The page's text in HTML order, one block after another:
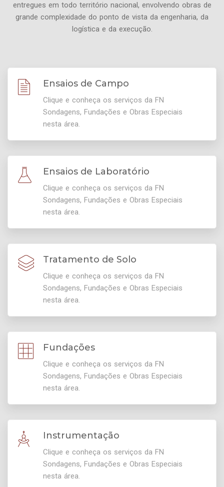
entregues em todo território nacional, envolvendo obras de
grande complexidade do ponto de vista da engenharia, da
logística e da execução.
Ensaios de Campo
Clique e conheça os serviços da FN
Sondagens, Fundações e Obras Especiais
nesta área.
Ensaios de Laboratório
Clique e conheça os serviços da FN
Sondagens, Fundações e Obras Especiais
nesta área.
Tratamento de Solo
Clique e conheça os serviços da FN
Sondagens, Fundações e Obras Especiais
nesta área.
Fundações
Clique e conheça os serviços da FN
Sondagens, Fundações e Obras Especiais
nesta área.
Instrumentação
Clique e conheça os serviços da FN
Sondagens, Fundações e Obras Especiais
nesta área.